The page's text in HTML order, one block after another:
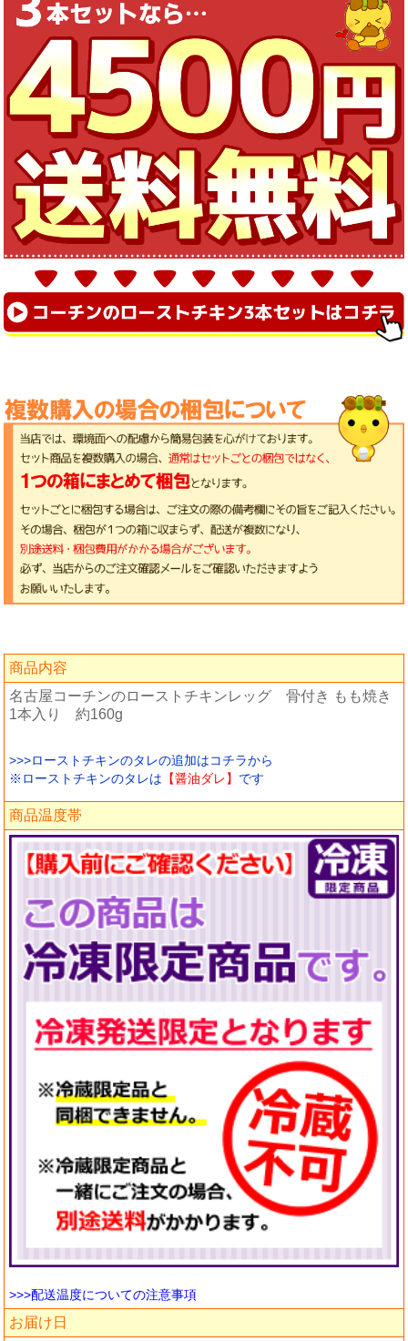
商品内容
名古屋コーチンのローストチキンレッグ 骨付き もも焼き
1本入り 約160g
>>>ローストチキンのタレの追加はコチラから
※ローストチキンのタレは 【醤油ダレ】 です
商品温度帯
>>>配送温度についての注意事項
お届け日